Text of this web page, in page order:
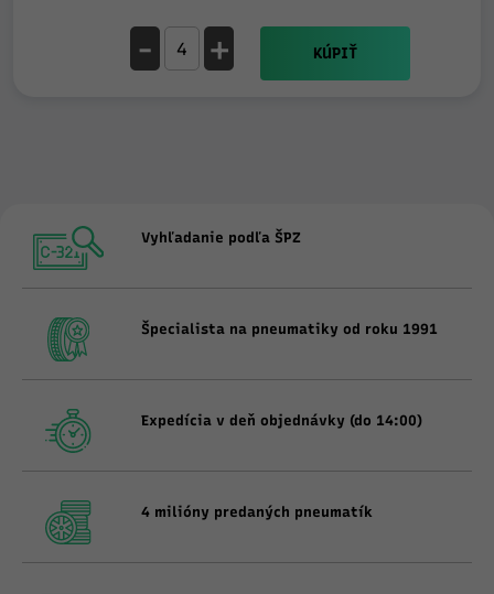
- + KÚPIŤ
Vyhľadanie podľa ŠPZ
Špecialista na pneumatiky od roku 1991
Expedícia v deň objednávky (do 14:00)
4 milióny predaných pneumatík